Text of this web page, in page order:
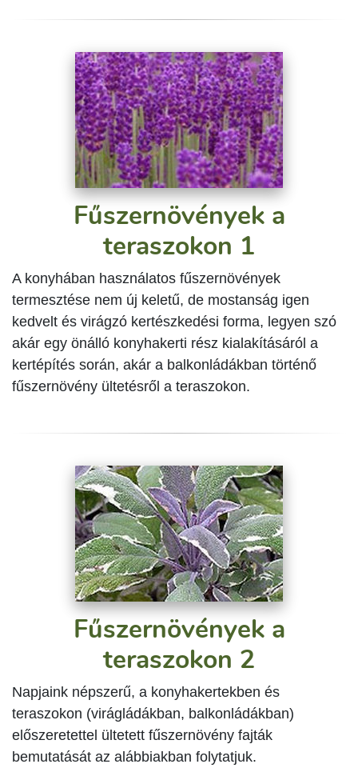
Fűszernövények a
teraszokon 1
A konyhában használatos fűszernövények
termesztése nem új keletű, de mostanság igen
kedvelt és virágzó kertészkedési forma, legyen szó
akár egy önálló konyhakerti rész kialakításáról a
kertépítés során, akár a balkonládákban történő
fűszernövény ültetésről a teraszokon.
Fűszernövények a
teraszokon 2
Napjaink népszerű, a konyhakertekben és
teraszokon (virágládákban, balkonládákban)
előszeretettel ültetett fűszernövény fajták
bemutatását az alábbiakban folytatjuk.